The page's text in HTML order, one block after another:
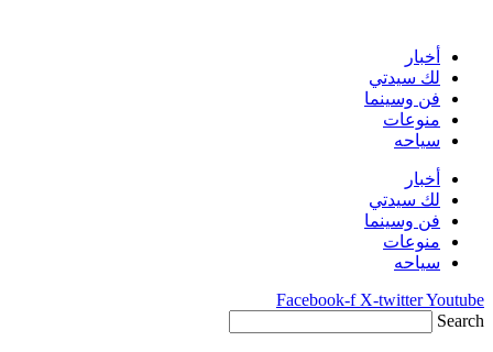
content أخبار
لك سيدتي
فن وسينما
منوعات
سياحه
أخبار
لك سيدتي
فن وسينما
منوعات
سياحه
Facebook-f X-twitterYoutube
Search